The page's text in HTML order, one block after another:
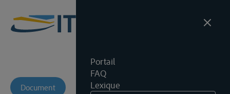
Portail
FAQ
Lexique
Document